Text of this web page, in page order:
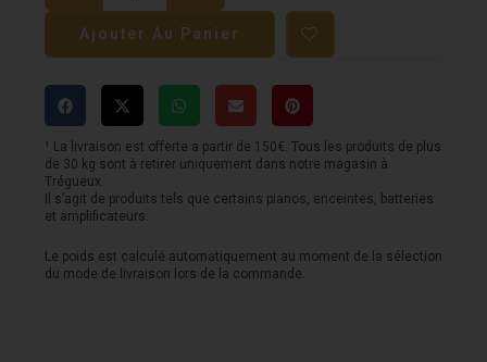
Power
Lighting
PIXOR
120
Ajouter Au Panier
¹ La livraison est offerte a partir de 150€. Tous les produits de plus
de 30 kg sont à retirer uniquement dans notre magasin à
Trégueux.
Il s’agit de produits tels que certains pianos, enceintes, batteries
et amplificateurs.
Le poids est calculé automatiquement au moment de la sélection
du mode de livraison lors de la commande.